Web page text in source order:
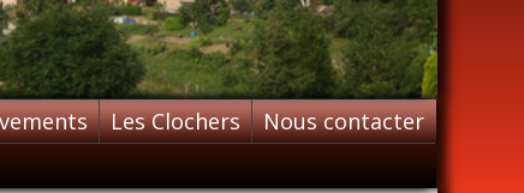
Les Clochers
Nous contacter